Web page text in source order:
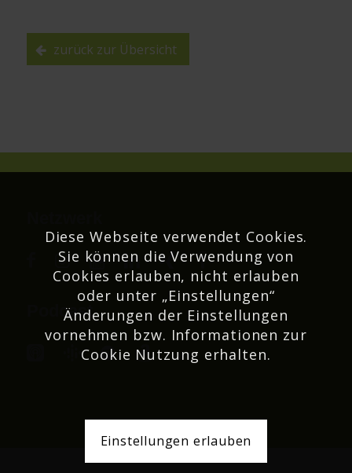
zurück zur Übersicht
Podcast
Diese Webseite verwendet Cookies.
Sie können die Verwendung von
Cookies erlauben, nicht erlauben
oder unter „Einstellungen“
Änderungen der Einstellungen
vornehmen bzw. Informationen zur
Cookie Nutzung erhalten.
Einstellungen erlauben